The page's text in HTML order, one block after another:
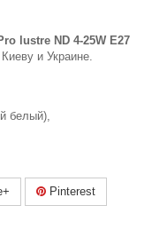
lustre ND 4-25W E27
и Украине.
белый),
Pinterest